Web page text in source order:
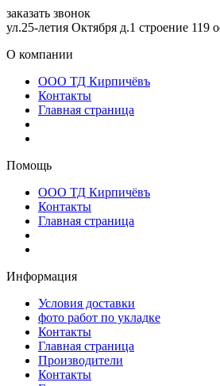
заказать звонок
ул.25-летия Октября д.1 строение 119
О компании
ООО ТД Кирпичёвъ
Контакты
Главная страница
Помощь
ООО ТД Кирпичёвъ
Контакты
Главная страница
Информация
Условия доставки
фото работ по укладке
Контакты
Главная страница
Производители
Контакты